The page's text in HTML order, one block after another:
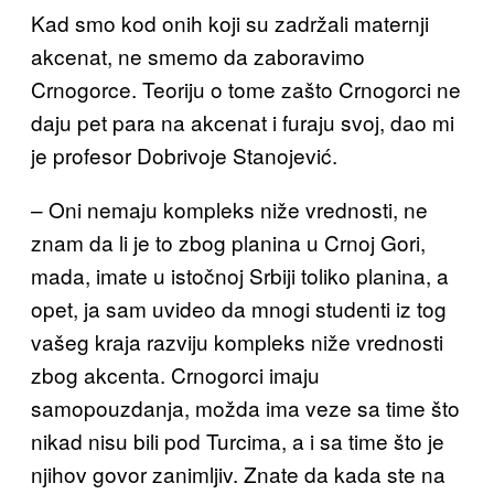
Kad smo kod onih koji su zadržali maternji
akcenat, ne smemo da zaboravimo
Crnogorce. Teoriju o tome zašto Crnogorci ne
daju pet para na akcenat i furaju svoj, dao mi
je profesor Dobrivoje Stanojević.
– Oni nemaju kompleks niže vrednosti, ne
znam da li je to zbog planina u Crnoj Gori,
mada, imate u istočnoj Srbiji toliko planina, a
opet, ja sam uvideo da mnogi studenti iz tog
vašeg kraja razviju kompleks niže vrednosti
zbog akcenta. Crnogorci imaju
samopouzdanja, možda ima veze sa time što
nikad nisu bili pod Turcima, a i sa time što je
njihov govor zanimljiv. Znate da kada ste na